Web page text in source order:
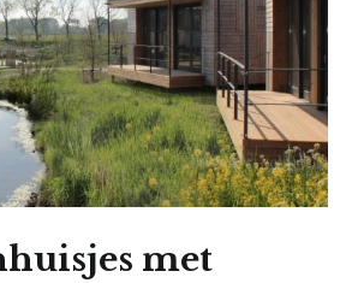
met